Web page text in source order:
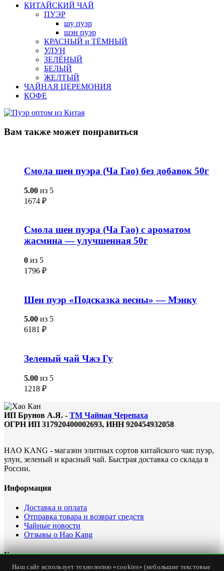
КИТАЙСКИЙ ЧАЙ
ПУЭР
шу пуэр
шэн пуэр
КРАСНЫЙ и ТЁМНЫЙ
УЛУН
ЗЕЛЁНЫЙ
БЕЛЫЙ
ЖЕЛТЫЙ
ЧАЙНАЯ ЦЕРЕМОНИЯ
КОФЕ
Вам также может понравиться
Смола шен пуэра (Ча Гао) без добавок 50г
5.00 из 5
1674 ₽
Смола шен пуэра (Ча Гао) с ароматом
жасмина — улучшенная 50г
0 из 5
1796 ₽
Шен пуэр «Подсказка весны» — Мэнку
5.00 из 5
6181 ₽
Зеленый чай Чжэ Гу
5.00 из 5
1218 ₽
ИП Брунов А.Я. - ТМ Чайная Черепаха
ОГРН ИП 317920400002693, ИНН 920454932058
HAO KANG - магазин элитных сортов китайского чая: пуэр,
улун, зеленый и красный чай. Быстрая доставка со склада в
России.
Информация
Доставка и оплата
Отправка товара и возврат средств
Чайные новости
Отзывы о Hao Kang
Контакты
Наш сайт использует технологию «cookies» (небольшие текстовые